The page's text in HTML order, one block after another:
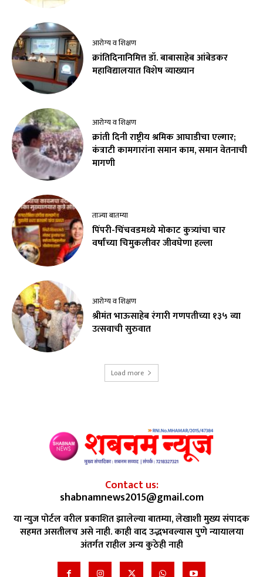
आरोग्य व शिक्षण
क्रांतिदिनानिमित्त डॉ. बाबासाहेब आंबेडकर
महाविद्यालयात विशेष व्याख्यान
आरोग्य व शिक्षण
क्रांती दिनी राष्ट्रीय श्रमिक आघाडीचा एल्गार;
कंत्राटी कामगारांना समान काम, समान वेतनाची
मागणी
ताज्या बातम्या
पिंपरी-चिंचवडमध्ये मोकाट कुत्र्यांचा चार
वर्षांच्या चिमुकलीवर जीवघेणा हल्ला
आरोग्य व शिक्षण
श्रीमंत भाऊसाहेब रंगारी गणपतीच्या १३५ व्या
उत्सवाची सुरुवात
Load more
Contact us:
shabnamnews2015@gmail.com
या न्युज पोर्टल वरील प्रकाशित झालेल्या बातम्या, लेखाशी मुख्य संपादक
सहमत असतीलच असे नाही. काही वाद उद्भभवल्यास पुणे न्यायालया
अंतर्गत राहील अन्य कुठेही नाही